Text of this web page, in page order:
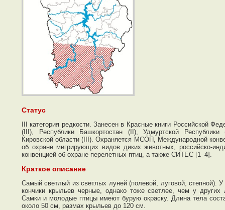
Статус
III категория редкости. Занесен в Красные книги Российской
(III), Республики Башкортостан (II), Удмуртcкой
Кировской области (III). Охраняется МСОП, Международной
об охране мигрирующих видов диких животных, российско-
конвенцией об охране перелетных птиц, а также СИТЕС [1–4].
Краткое описание
Самый светлый из светлых луней (полевой, луговой, степной).
кончики крыльев черные, однако тоже светлее, чем у других
Самки и молодые птицы имеют бурую окраску. Длина тела
около 50 см, размах крыльев до 120 см.